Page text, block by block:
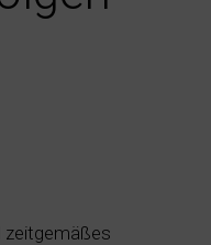
zeitgemäßes